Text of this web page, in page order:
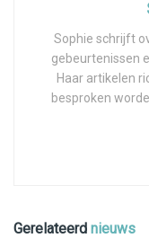
Sophie schrijft
gebeurtenissen
Haar artikelen
besproken
Gerelateerd nieuws